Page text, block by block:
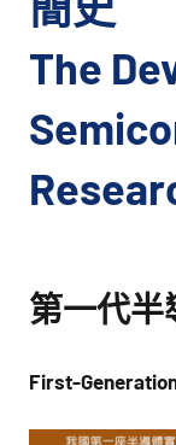
The
第一代半
First-